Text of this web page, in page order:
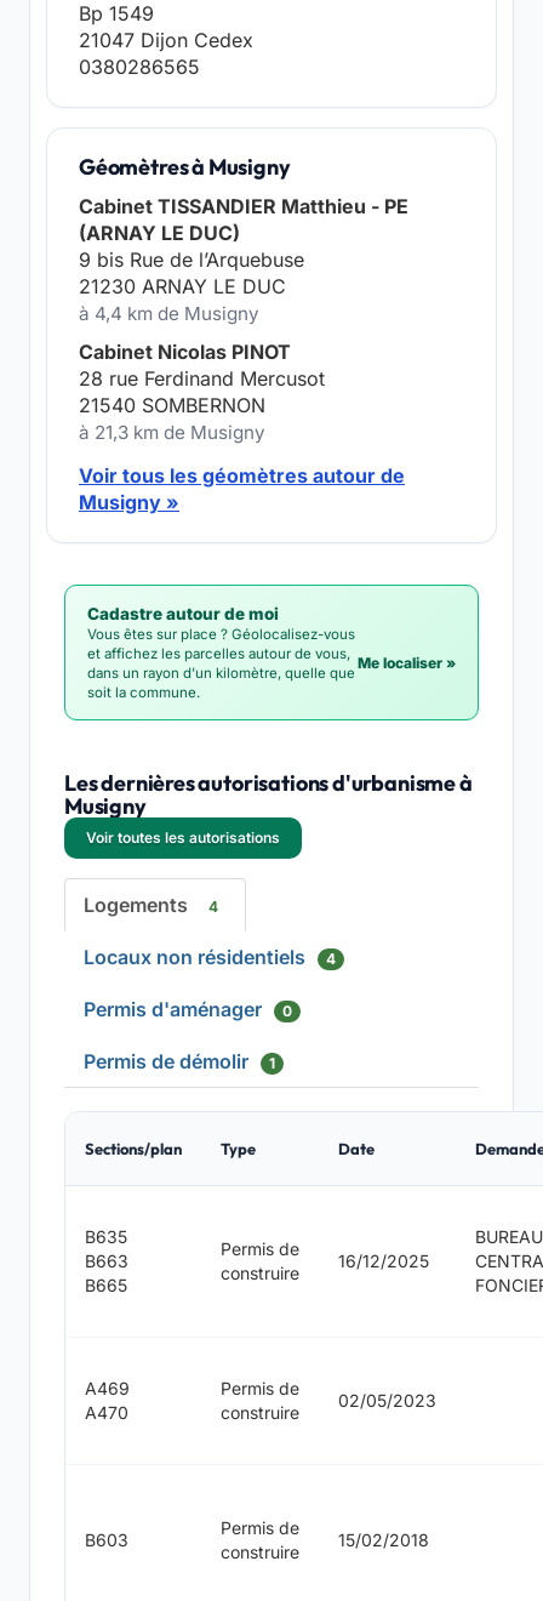
Bp 1549
21047 Dijon Cedex
0380286565
Géomètres à Musigny
Cabinet TISSANDIER Matthieu - PE
(ARNAY LE DUC)
9 bis Rue de l’Arquebuse
21230 ARNAY LE DUC
à 4,4 km de Musigny
Cabinet Nicolas PINOT
28 rue Ferdinand Mercusot
21540 SOMBERNON
à 21,3 km de Musigny
Voir tous les géomètres autour de
Musigny »
Cadastre autour de moi
Vous êtes sur place ? Géolocalisez-vous
et affichez les parcelles autour de vous,
dans un rayon d'un kilomètre, quelle que
soit la commune.
Me localiser »
Les dernières autorisations d'urbanisme à
Musigny
Voir toutes les autorisations
Logements 4
Locaux non résidentiels 4
Permis d'aménager 0
Permis de démolir 1
Sections/plan Type Date
B635
B663
B665
Permis de
construire
16/12/2025
BUREAU
A469
A470
Permis de
construire
02/05/2023
B603
Permis de
construire
15/02/2018